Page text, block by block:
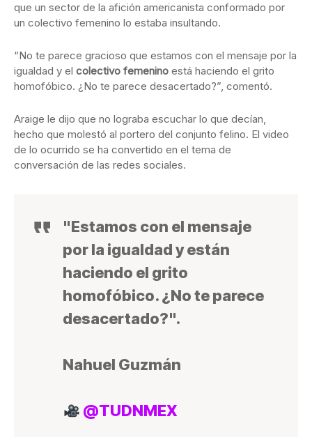
que un sector de la afición americanista conformado por
un colectivo femenino lo estaba insultando.
“No te parece gracioso que estamos con el mensaje por la
igualdad y el colectivo femenino está haciendo el grito
homofóbico. ¿No te parece desacertado?”, comentó.
Araige le dijo que no lograba escuchar lo que decían,
hecho que molestó al portero del conjunto felino. El video
de lo ocurrido se ha convertido en el tema de
conversación de las redes sociales.
"Estamos con el mensaje
por la igualdad y están
haciendo el grito
homofóbico. ¿No te parece
desacertado?".
Nahuel Guzmán
@TUDNMEX